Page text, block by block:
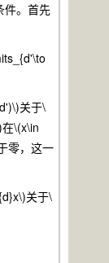
件。首先
关于\
\(x\in
零，这一
关于\